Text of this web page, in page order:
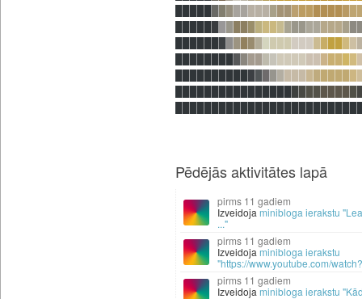
████████████████████████
████████████████████████
█████████████████████████
█████████████████████████
█████████████████████████
█████████████████████████
Pēdējās aktivitātes lapā
11 gadiem
Izveidojaminibloga ierakstu
..."
11 gadiem
Izveidojaminibloga ierakstu
"https://www.youtube.com/
11 gadiem
Izveidojaminibloga ierakstu